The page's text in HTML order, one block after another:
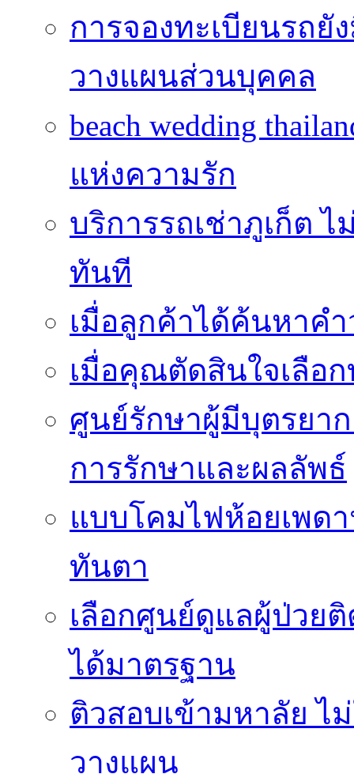
การจองทะเบียนรถ
วางแผนส่วนบุคคล
beach wedding
แห่งความรัก
บริการรถเช่าภูเก็ต ไ
ทันที
เมื่อลูกค้าได้ค้นหาค
เมื่อคุณตัดสินใจเลือ
ศูนย์รักษาผู้มีบุตรยาก
การรักษาและผลลัพธ์
แบบโคมไฟห้อยเพด
ทันตา
เลือกศูนย์ดูแลผู้ป่วย
ได้มาตรฐาน
ติวสอบเข้ามหาลัย ไ
วางแผน